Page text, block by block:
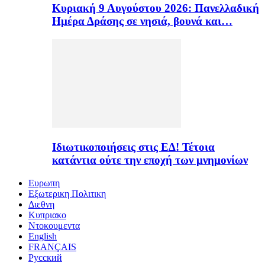
Κυριακή 9 Αυγούστου 2026: Πανελλαδική
Ημέρα Δράσης σε νησιά, βουνά και…
Ιδιωτικοποιήσεις στις ΕΔ! Τέτοια
κατάντια ούτε την εποχή των μνημονίων
Ευρωπη
Εξωτερικη Πολιτικη
Διεθνη
Κυπριακο
Ντοκουμεντα
English
FRANÇAIS
Русский